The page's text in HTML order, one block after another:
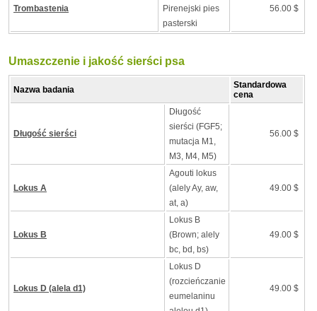
Trombastenia
Pirenejski pies
pasterski
56.00 $
Umaszczenie i jakość sierści psa
Nazwa badania
Standardowa
cena
Długość sierści
Długość
sierści (FGF5;
mutacja M1,
M3, M4, M5)
56.00 $
Lokus A
Agouti lokus
(alely Ay, aw,
at, a)
49.00 $
Lokus B
Lokus B
(Brown; alely
bc, bd, bs)
49.00 $
Lokus D (alela d1)
Lokus D
(rozcieńczanie
eumelaninu
49.00 $